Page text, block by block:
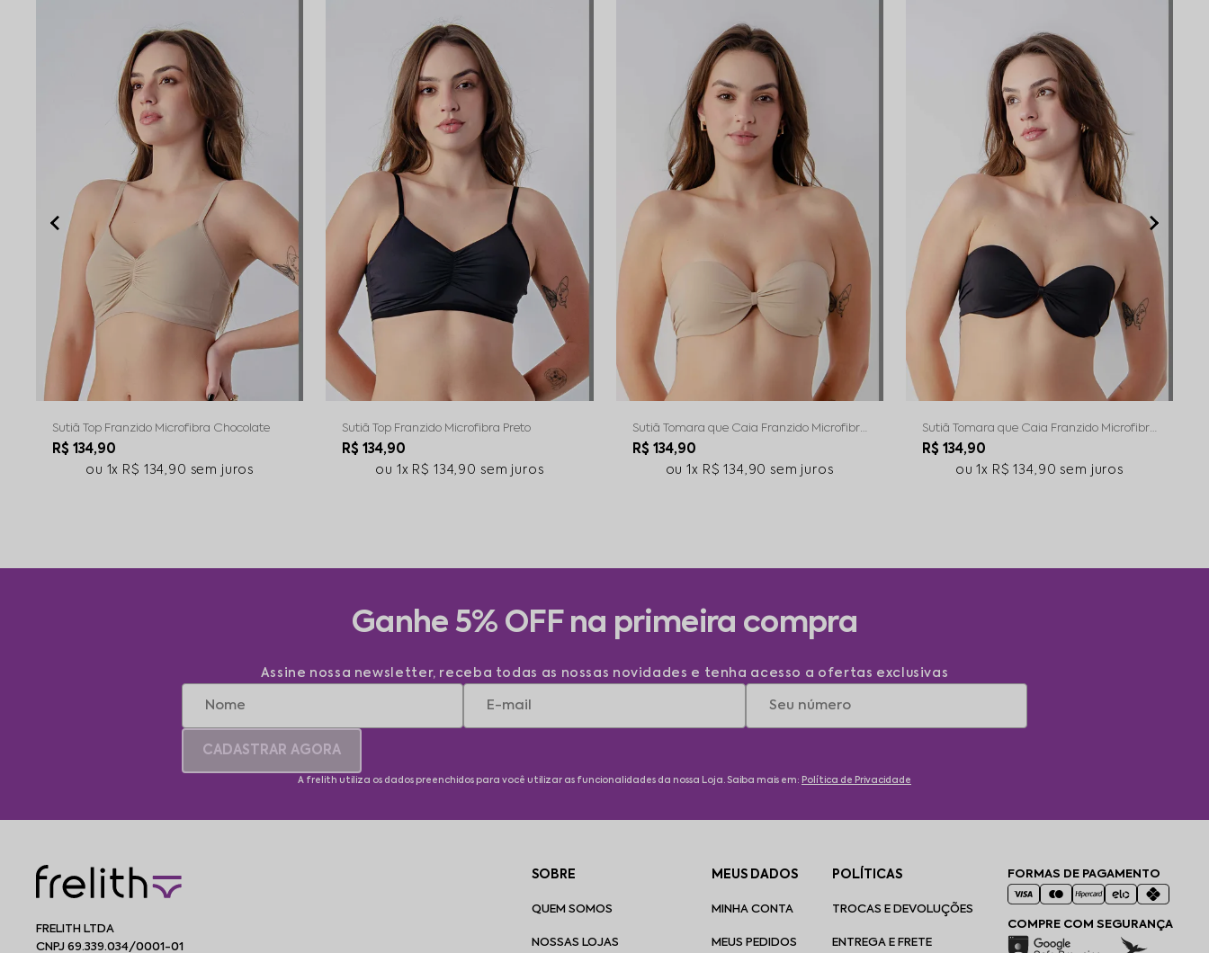
Sutiã Top Franzido Microfibra Chocolate
R$ 134,90
1x R$ 134,90 sem juros
Sutiã Top Franzido Microfibra Preto
R$ 134,90
1x R$ 134,90 sem juros
Sutiã Tomara que Caia Franzido Microfibra
Chocolate
R$ 134,90
1x R$ 134,90sem juros
Sutiã Tomara que Caia Franzido Microfibra
Preto
R$ 134,90
1x R$ 134,90sem juros
Ganhe 5% OFF na primeira compra
Assine nossa newsletter, receba todas as nossas novidades e tenha acesso a ofertas exclusivas
CADASTRAR AGORA
A frelith utiliza os dados preenchidos para você utilizar as funcionalidades da nossa Loja. Saiba mais em: Política de Privacidade
FRELITH LTDA
CNPJ 69.339.034/0001-01
SOBRE
QUEM SOMOS
NOSSAS LOJAS
MEUS DADOS
MINHA CONTA
MEUS PEDIDOS
POLÍTICAS
TROCAS E DEVOLUÇÕES
ENTREGA E FRETE
FORMAS DE PAGAMENTO
COMPRE COM SEGURANÇA